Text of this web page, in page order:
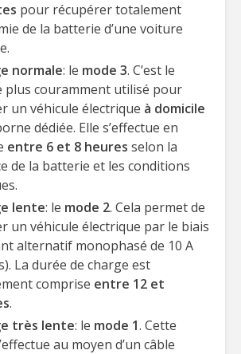
pour récupérer totalement
de la batterie d’une voiture
normale: le mode 3. C’est le
plus couramment utilisé pour
un véhicule électrique à domicile
dédiée. Elle s’effectue en
entre 6 et 8 heures selon la
de la batterie et les conditions
lente: le mode 2. Cela permet de
un véhicule électrique par le biais
alternatif monophasé de 10 A
La durée de charge est
comprise entre 12 et
.
très lente: le mode 1. Cette
au moyen d’un câble